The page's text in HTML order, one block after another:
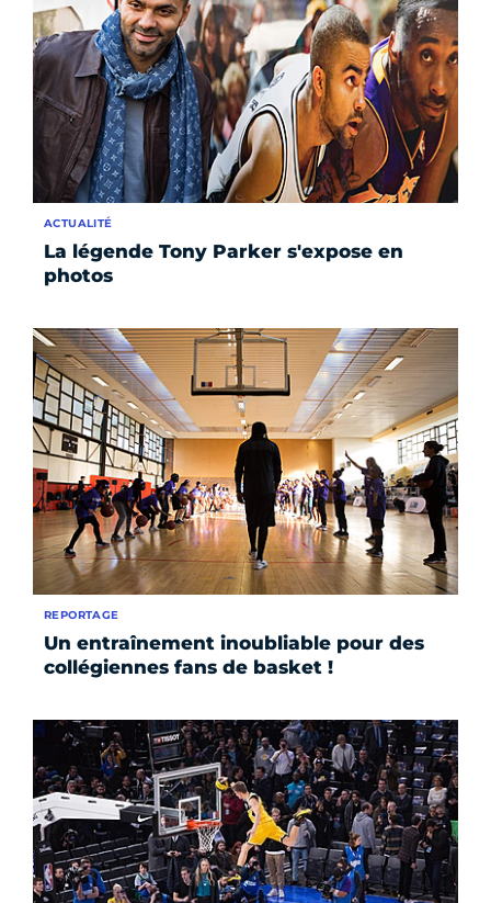
La légende Tony Parker s'expose en
photos
ACTUALITÉ
Un entraînement inoubliable pour des
collégiennes fans de basket !
REPORTAGE